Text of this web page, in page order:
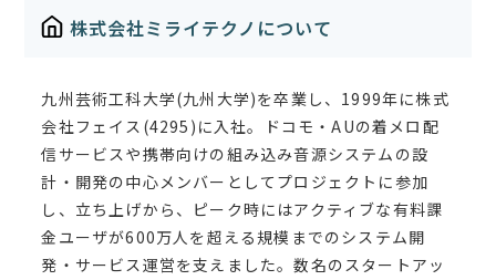
株式会社ミライテクノについて
九州芸術工科大学(九州大学)を卒業し、1999年に株式
会社フェイス(4295)に入社。ドコモ・AUの着メロ配
信サービスや携帯向けの組み込み音源システムの設
計・開発の中心メンバーとしてプロジェクトに参加
し、立ち上げから、ピーク時にはアクティブな有料課
金ユーザが600万人を超える規模までのシステム開
発・サービス運営を支えました。数名のスタートアッ